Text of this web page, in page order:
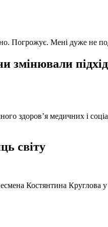
Погрожує. Мені дуже не
здоров’я медичних і
світу
Костянтина Круглова